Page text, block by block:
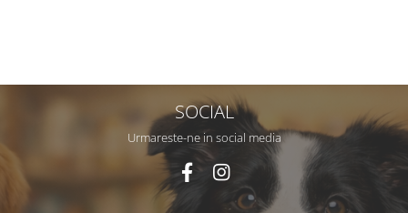
SOCIAL
Urmareste-ne in social media